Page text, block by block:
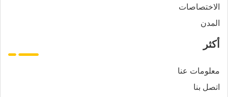
الاختصاصات
المدن
أكثر
معلومات عنا
اتصل بنا